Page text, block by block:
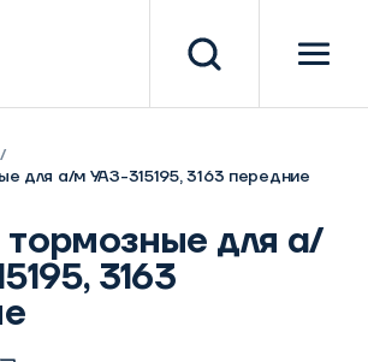
для а/м УАЗ-315195, 3163 передние
тормозные для а/
3163